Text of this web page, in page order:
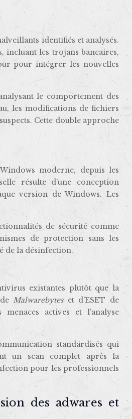
identifiés et analysés.
incluant les trojans bancaires,
pour intégrer les nouvelles
le comportement des
les modifications de fichiers
Cette double approche
moderne, depuis les
résulte d’une conception
version de Windows. Les
de sécurité comme
de protection sans les
de la désinfection.
existantes plutôt que la
deMalwarebytes et d’ESET de
actives et l’analyse
standardisés qui
un scan complet après la
pour les professionnels
des adwares et